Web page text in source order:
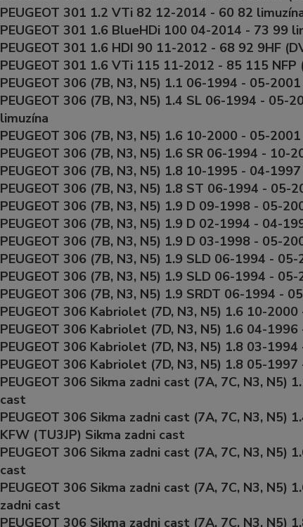
PEUGEOT 301 1.2 VTi 82 12-2014 - 60 82
PEUGEOT 301 1.6 BlueHDi 100 04-2014 - 73 99
PEUGEOT 301 1.6 HDI 90 11-2012 - 68 92 9HF
PEUGEOT 301 1.6 VTi 115 11-2012 - 85 115 NFP
PEUGEOT 306 (7B, N3, N5) 1.1 06-1994 - 05-
PEUGEOT 306 (7B, N3, N5) 1.4 SL 06-1994 - 05-
limuzína
PEUGEOT 306 (7B, N3, N5) 1.6 10-2000 - 05-
PEUGEOT 306 (7B, N3, N5) 1.6 SR 06-1994 - 10-
PEUGEOT 306 (7B, N3, N5) 1.8 10-1995 - 04-
PEUGEOT 306 (7B, N3, N5) 1.8 ST 06-1994 - 05-
PEUGEOT 306 (7B, N3, N5) 1.9 D 09-1998 - 05-
PEUGEOT 306 (7B, N3, N5) 1.9 D 02-1994 - 04-
PEUGEOT 306 (7B, N3, N5) 1.9 D 03-1998 - 05-
PEUGEOT 306 (7B, N3, N5) 1.9 SLD 06-1994 -
PEUGEOT 306 (7B, N3, N5) 1.9 SLD 06-1994 -
PEUGEOT 306 (7B, N3, N5) 1.9 SRDT 06-1994 -
PEUGEOT 306 Kabriolet (7D, N3, N5) 1.6 10-
PEUGEOT 306 Kabriolet (7D, N3, N5) 1.6 04-
PEUGEOT 306 Kabriolet (7D, N3, N5) 1.8 03-
PEUGEOT 306 Kabriolet (7D, N3, N5) 1.8 05-
PEUGEOT 306 Sikma zadni cast (7A, 7C, N3,
cast
PEUGEOT 306 Sikma zadni cast (7A, 7C, N3, N5)
KFW (TU3JP) Sikma zadni cast
PEUGEOT 306 Sikma zadni cast (7A, 7C, N3, N5)
cast
PEUGEOT 306 Sikma zadni cast (7A, 7C, N3, N5)
zadni cast
PEUGEOT 306 Sikma zadni cast (7A, 7C, N3, N5)